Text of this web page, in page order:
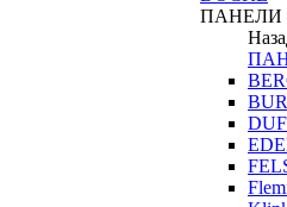
ПАНЕЛИ